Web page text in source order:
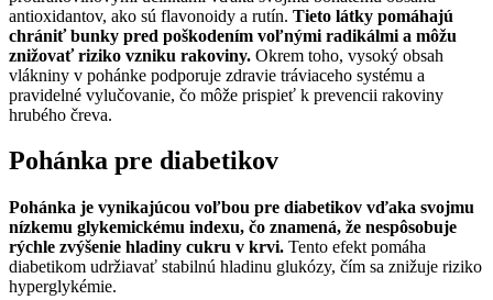
antioxidantov, ako sú flavonoidy a rutín. Tieto látky pomáhajú
chrániť bunky pred poškodením voľnými radikálmi a môžu
znižovať riziko vzniku rakoviny. Okrem toho, vysoký obsah
vlákniny v pohánke podporuje zdravie tráviaceho systému a
pravidelné vylučovanie, čo môže prispieť k prevencii rakoviny
hrubého čreva.
Pohánka pre diabetikov
Pohánka je vynikajúcou voľbou pre diabetikov vďaka svojmu
nízkemu glykemickému indexu, čo znamená, že nespôsobuje
rýchle zvýšenie hladiny cukru v krvi. Tento efekt pomáha
diabetikom udržiavať stabilnú hladinu glukózy, čím sa znižuje riziko
hyperglykémie.